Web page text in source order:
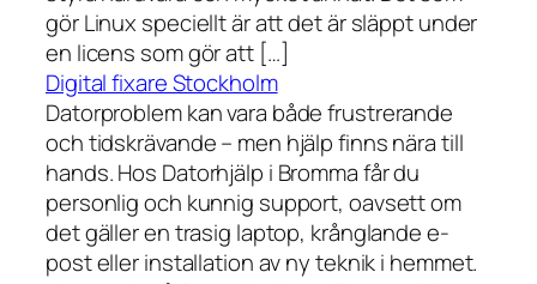
gör Linux speciellt är att det är släppt under
en licens som gör att […]
Digital fixare Stockholm
Datorproblem kan vara både frustrerande
och tidskrävande – men hjälp finns nära till
hands. Hos Datorhjälp i Bromma får du
personlig och kunnig support, oavsett om
det gäller en trasig laptop, krånglande e-
post eller installation av ny teknik i hemmet.